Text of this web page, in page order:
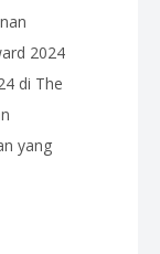
2024
di The
yang